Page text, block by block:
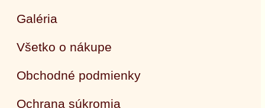
Galéria
Všetko o nákupe
Obchodné podmienky
Ochrana súkromia